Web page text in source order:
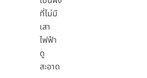
ที่ไม่มี
เสา
ไฟฟ้า
ดู
สะอาด